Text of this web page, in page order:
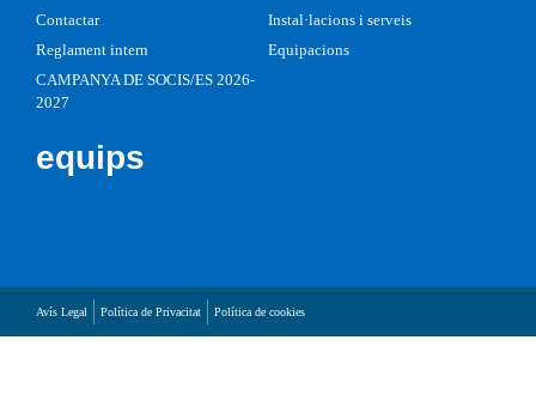
Contactar
Instal·lacions i serveis
Reglament intern
Equipacions
CAMPANYA DE SOCIS/ES 2026-
2027
equips
Avís Legal Política de Privacitat Política de cookies